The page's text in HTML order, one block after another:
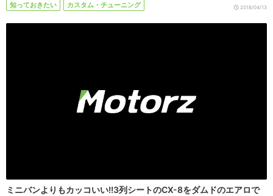
知っておきたい カスタム・チューニング 2018/04/13
ミニバンよりもカッコいい!!3列シートのCX-8をダムドのエアロで